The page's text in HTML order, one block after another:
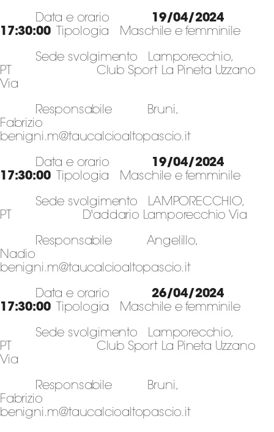
Data e orario 19/04/2024
17:30:00Tipologia Maschile e femminile
Sede svolgimento Lamporecchio,
PT Club Sport La Pineta Uzzano
Via
Responsabile Bruni,
Fabrizio
benigni.m@taucalcioaltopascio.it
Data e orario 19/04/2024
17:30:00Tipologia Maschile e femminile
Sede svolgimento LAMPORECCHIO,
PT D'addario Lamporecchio Via
Responsabile Angelillo,
Nadio
benigni.m@taucalcioaltopascio.it
Data e orario 26/04/2024
17:30:00Tipologia Maschile e femminile
Sede svolgimento Lamporecchio,
PT Club Sport La Pineta Uzzano
Via
Responsabile Bruni,
Fabrizio
benigni.m@taucalcioaltopascio.it